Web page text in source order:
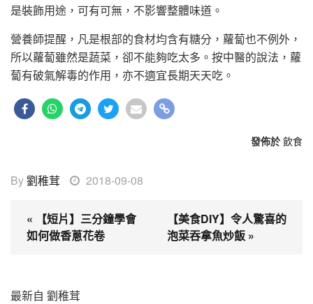
是裝飾用途，可有可無，不影響整體味道。
營養師提醒，凡是根部的食材均含有糖分，蘿蔔也不例外，
所以蘿蔔雖然是蔬菜，卻不能夠吃太多。按中醫的說法，蘿
蔔有破氣解毒的作用，亦不適宜長期天天吃。
發佈於 飲食
By劉稚茸 2018-09-08
« 【短片】三分鐘學會
如何做香蔥花卷
【美食DIY】令人驚喜的
泡菜吞拿魚炒飯 »
最新自 劉稚茸